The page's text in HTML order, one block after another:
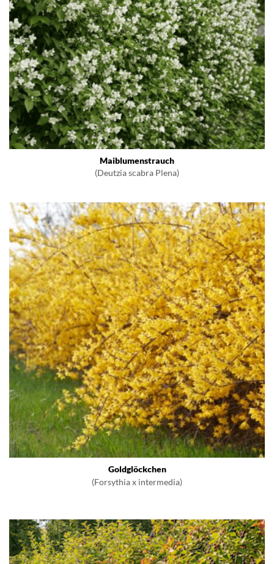
Maiblumenstrauch
(Deutzia scabra Plena)
Goldglöckchen
(Forsythia x intermedia)